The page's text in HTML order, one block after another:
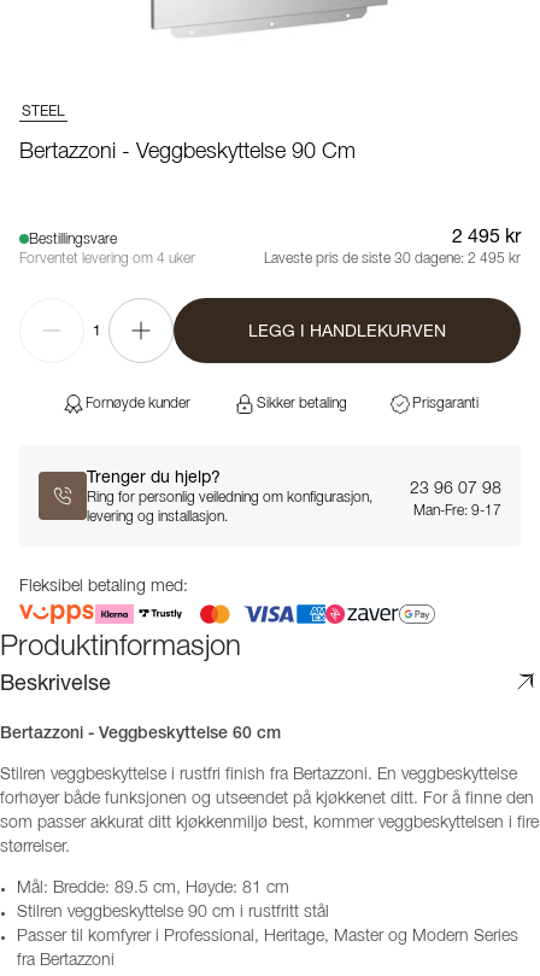
STEEL
Bertazzoni - Veggbeskyttelse 90 Cm
Bestillingsvare
Forventet levering om 4 uker
2 495 kr
Laveste pris de siste 30 dagene: 2 495 kr
1 LEGG I HANDLEKURVEN
Fornøyde kunder Sikker betaling Prisgaranti
Trenger du hjelp?
Ring for personlig veiledning om konfigurasjon,
levering og installasjon.
23 96 07 98
Man-Fre: 9-17
Fleksibel betaling med:
Produktinformasjon
Beskrivelse
Bertazzoni - Veggbeskyttelse 60 cm
Stilren veggbeskyttelse i rustfri finish fra Bertazzoni. En veggbeskyttelse
forhøyer både funksjonen og utseendet på kjøkkenet ditt. For å finne den
som passer akkurat ditt kjøkkenmiljø best, kommer veggbeskyttelsen i fire
størrelser.
Mål: Bredde: 89.5 cm, Høyde: 81 cm
Stilren veggbeskyttelse 90 cm i rustfritt stål
Passer til komfyrer i Professional, Heritage, Master og Modern Series
fra Bertazzoni